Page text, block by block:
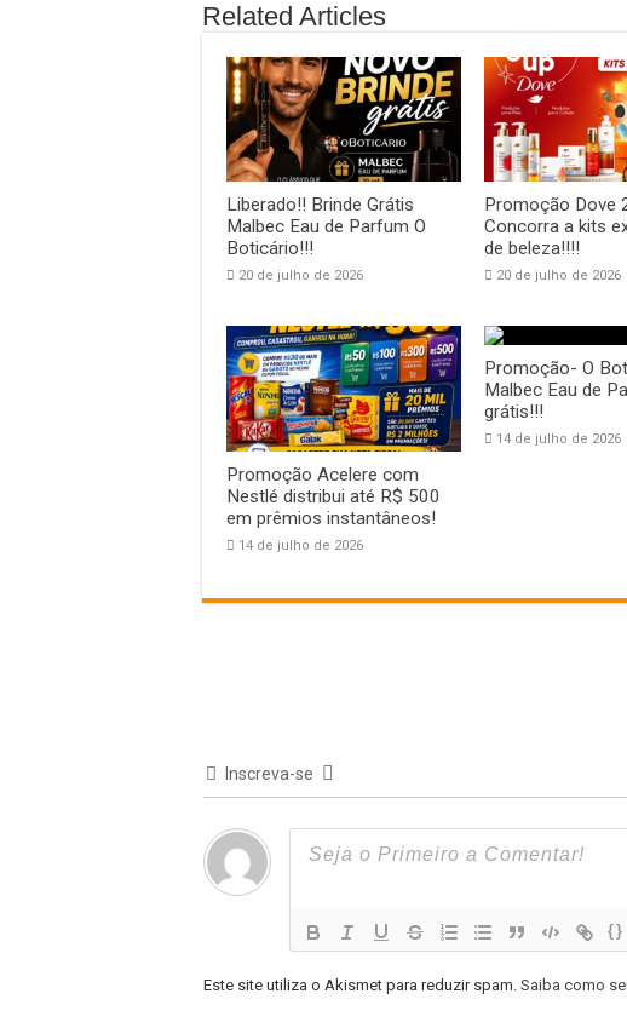
Related Articles
Liberado!! Brinde Grátis
Malbec Eau de Parfum O
Boticário!!!
20 de julho de 2026
Promoção Dove
Concorra a kits
de beleza!!!!
20 de julho de 2026
Promoção Acelere com
Nestlé distribui até R$ 500
em prêmios instantâneos!
14 de julho de 2026
Promoção- O
Malbec Eau de
grátis!!!
14 de julho de 2026
Inscreva-se
{}
Este site utiliza o Akismet para reduzir spam. Saiba como